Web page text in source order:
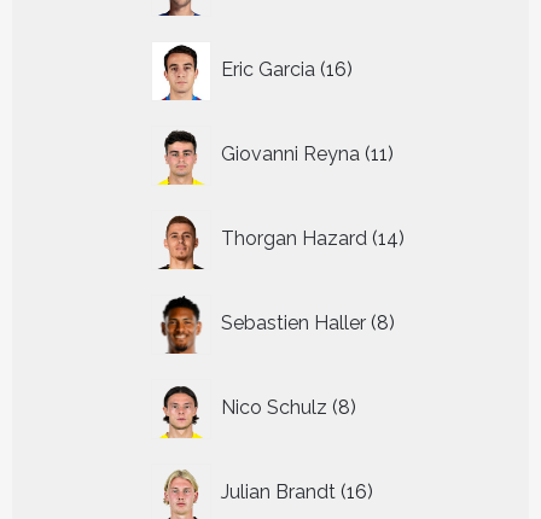
Eric Garcia 16
producten
Giovanni Reyna 11
producten
Thorgan Hazard 14
producten
Sebastien Haller 8
producten
Nico Schulz 8
producten
Julian Brandt 16
producten